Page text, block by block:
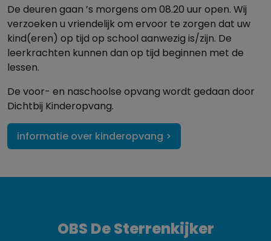
De deuren gaan ’s morgens om 08.20 uur open. Wij
verzoeken u vriendelijk om ervoor te zorgen dat uw
kind(eren) op tijd op school aanwezig is/zijn. De
leerkrachten kunnen dan op tijd beginnen met de
lessen.
De voor- en naschoolse opvang wordt gedaan door
Dichtbij Kinderopvang.
informatie over kinderopvang >
OBS De Sterrenkijker